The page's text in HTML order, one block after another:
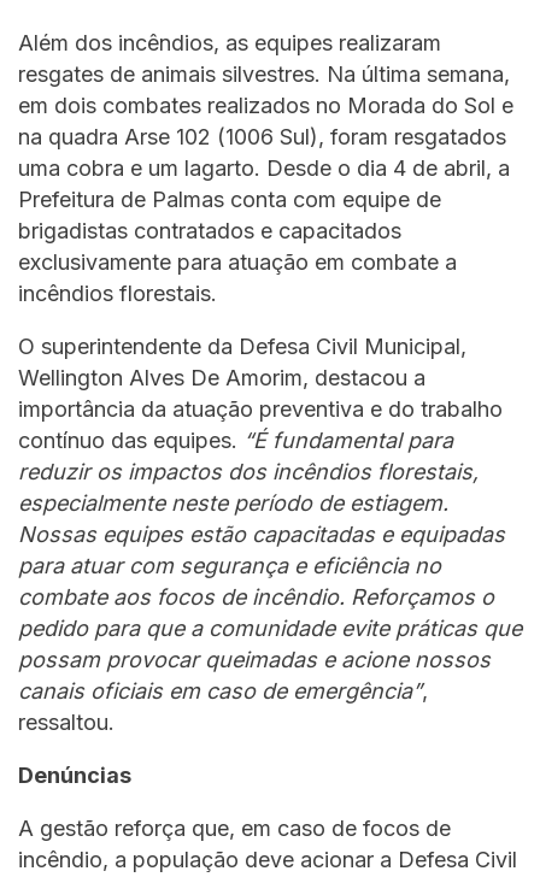
Além dos incêndios, as equipes realizaram
resgates de animais silvestres. Na última semana,
em dois combates realizados no Morada do Sol e
na quadra Arse 102 (1006 Sul), foram resgatados
uma cobra e um lagarto. Desde o dia 4 de abril, a
Prefeitura de Palmas conta com equipe de
brigadistas contratados e capacitados
exclusivamente para atuação em combate a
incêndios florestais.
O superintendente da Defesa Civil Municipal,
Wellington Alves De Amorim, destacou a
importância da atuação preventiva e do trabalho
contínuo das equipes. “É fundamental para
reduzir os impactos dos incêndios florestais,
especialmente neste período de estiagem.
Nossas equipes estão capacitadas e equipadas
para atuar com segurança e eficiência no
combate aos focos de incêndio. Reforçamos o
pedido para que a comunidade evite práticas que
possam provocar queimadas e acione nossos
canais oficiais em caso de emergência”,
ressaltou.
Denúncias
A gestão reforça que, em caso de focos de
incêndio, a população deve acionar a Defesa Civil